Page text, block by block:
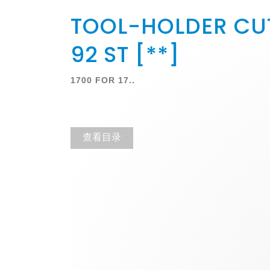
TOOL-HOLDER
92 ST [**]
1700 FOR 17..
查看目录